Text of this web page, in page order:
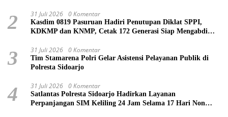
2 31 Juli 2026 0 Komentar
Kasdim 0819 Pasuruan Hadiri Penutupan Diklat SPPI,
KDKMP dan KNMP, Cetak 172 Generasi Siap Mengabdi
3 31 Juli 2026 0 Komentar
Tim Stamarena Polri Gelar Asistensi Pelayanan Publik di
Polresta Sidoarjo
4 31 Juli 2026 0 Komentar
Satlantas Polresta Sidoarjo Hadirkan Layanan
Perpanjangan SIM Keliling 24 Jam Selama 17 Hari Non